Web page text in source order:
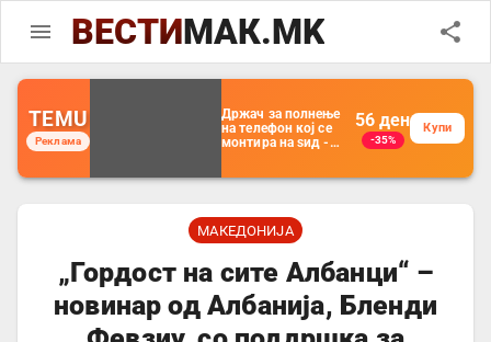
ВЕСТИМАК.MK
TEMU
Реклама
Држач за полнење
на телефон кој се
монтира на ѕид -
организатор за
далечински
управувач
56 ден
-35%
Купи
МАКЕДОНИЈА
„Гордост на сите Албанци“ –
новинар од Албанија, Бленди